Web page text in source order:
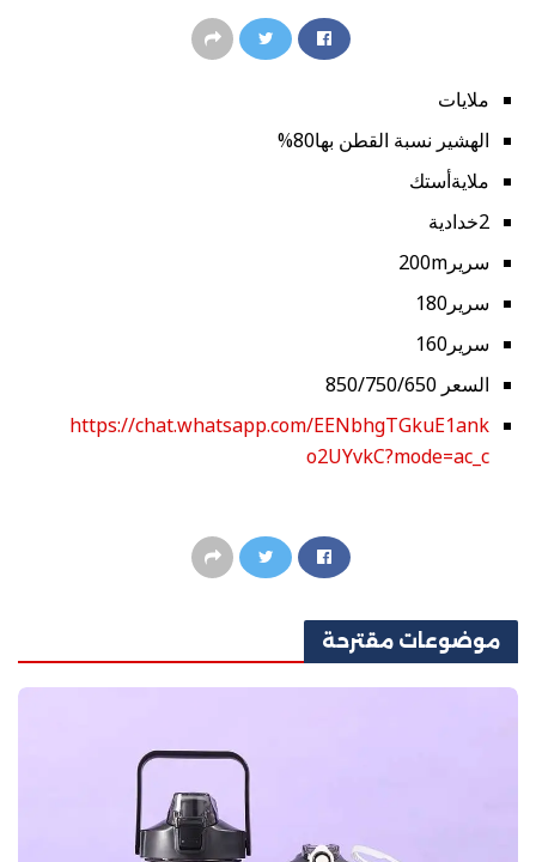
ملايات
الهشير نسبة القطن بها80%
ملايةأستك
2خدادية
سرير200m
سرير180
سرير160
السعر 850/750/650
https://chat.whatsapp.com/EENbhgTGkuE1ank
o2UYvkC?mode=ac_c
موضوعات مقترحة